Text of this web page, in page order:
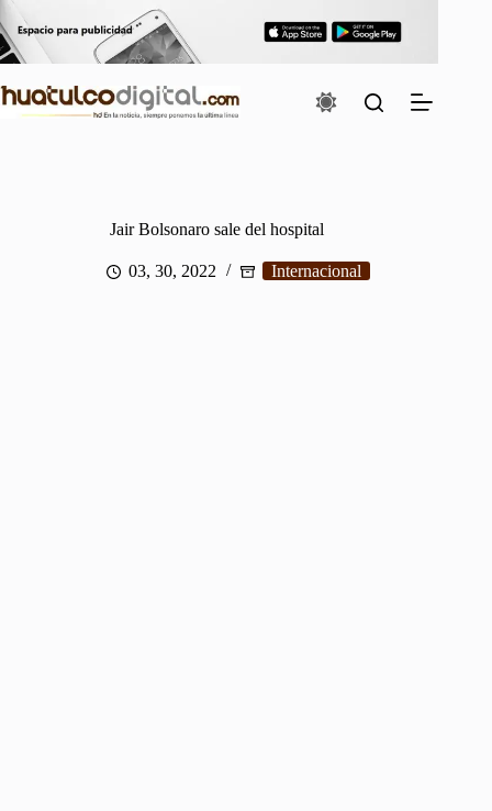
al
contenido
Jair Bolsonaro sale del hospital
03, 30, 2022 Internacional